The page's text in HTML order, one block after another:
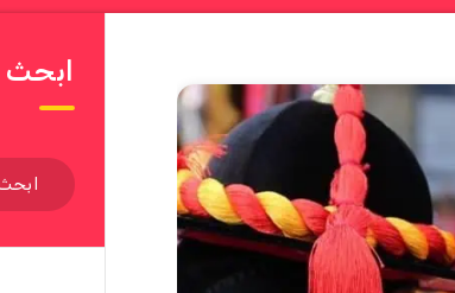
ابحث